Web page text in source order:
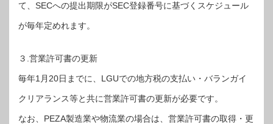
て、SECへの提出期限がSEC登録番号に基づくスケジュール
が毎年定めれます。
３.営業許可書の更新
毎年1月20日までに、LGUでの地方税の支払い・バランガイ
クリアランス等と共に営業許可書の更新が必要です。
なお、PEZA製造業や物流業の場合は、営業許可書の取得・更